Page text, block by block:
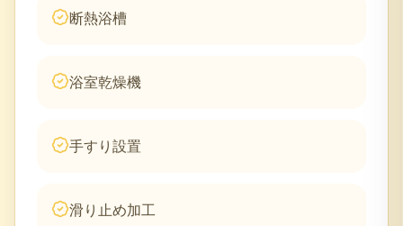
断熱浴槽
浴室乾燥機
手すり設置
滑り止め加工